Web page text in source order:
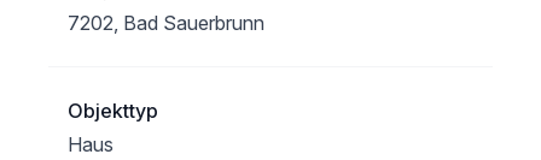
7202, Bad Sauerbrunn
Objekttyp
Haus